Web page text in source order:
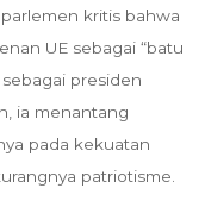
kritis bahwa
UE sebagai “batu
presiden
ia menantang
pada kekuatan
patriotisme.